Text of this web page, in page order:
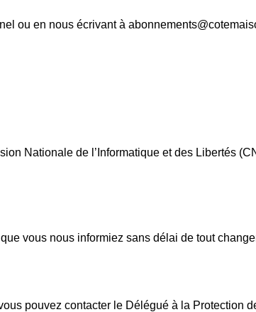
ou en nous écrivant à
Nationale de l’Informatique et des Libertés
vous nous informiez sans délai de tout
pouvez contacter le Délégué à la Protection